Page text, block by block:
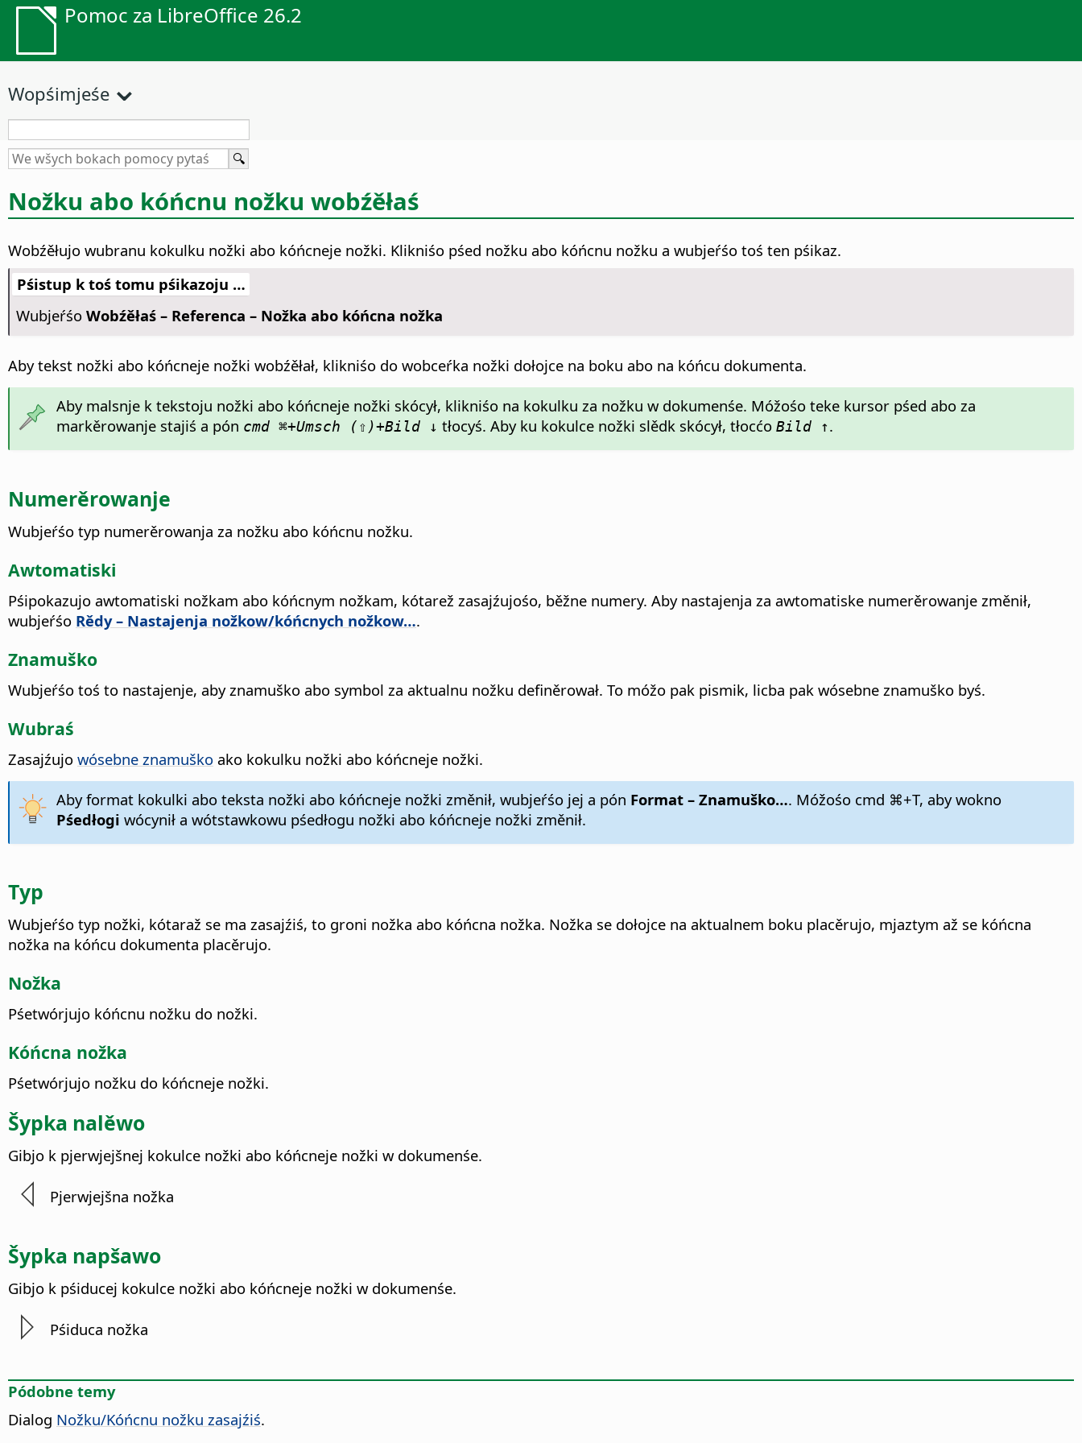
Pomoc za LibreOffice 26.2
Wopśimjeśe
Nožku abo kóńcnu nožku wobźěłaś
Wobźěłujo wubranu kokulku nožki abo kóńcneje nožki. Klikniśo pśed nožku abo kóńcnu nožku a wubjeŕśo toś ten pśikaz.
Pśistup k toś tomu pśikazoju …
Wubjeŕśo Wobźěłaś – Referenca – Nožka abo kóńcna nožka
Aby tekst nožki abo kóńcneje nožki wobźěłał, klikniśo do wobceŕka nožki dołojce na boku abo na kóńcu dokumenta.
Aby malsnje k tekstoju nožki abo kóńcneje nožki skócył, klikniśo na kokulku za nožku w dokumenśe. Móžośo teke kursor pśed abo za
markěrowanje stajiś a pón cmd ⌘+Umsch (⇧)+Bild ↓ tłocyś. Aby ku kokulce nožki slědk skócył, tłocćo Bild ↑.
Numerěrowanje
Wubjeŕśo typ numerěrowanja za nožku abo kóńcnu nožku.
Awtomatiski
Pśipokazujo awtomatiski nožkam abo kóńcnym nožkam, kótarež zasajźujośo, běžne numery. Aby nastajenja za awtomatiske numerěrowanje změnił,
wubjeŕśo Rědy – Nastajenja nožkow/kóńcnych nožkow….
Znamuško
Wubjeŕśo toś to nastajenje, aby znamuško abo symbol za aktualnu nožku definěrował. To móžo pak pismik, licba pak wósebne znamuško byś.
Wubraś
Zasajźujo wósebne znamuško ako kokulku nožki abo kóńcneje nožki.
Aby format kokulki abo teksta nožki abo kóńcneje nožki změnił, wubjeŕśo jej a pón Format – Znamuško…. Móžośo cmd ⌘+T, aby wokno
Pśedłogi wócynił a wótstawkowu pśedłogu nožki abo kóńcneje nožki změnił.
Typ
Wubjeŕśo typ nožki, kótaraž se ma zasajźiś, to groni nožka abo kóńcna nožka. Nožka se dołojce na aktualnem boku placěrujo, mjaztym až se kóńcna
nožka na kóńcu dokumenta placěrujo.
Nožka
Pśetwórjujo kóńcnu nožku do nožki.
Kóńcna nožka
Pśetwórjujo nožku do kóńcneje nožki.
Šypka nalěwo
Gibjo k pjerwjejšnej kokulce nožki abo kóńcneje nožki w dokumenśe.
Pjerwjejšna nožka
Šypka napšawo
Gibjo k pśiducej kokulce nožki abo kóńcneje nožki w dokumenśe.
Pśiduca nožka
Pódobne temy
Dialog Nožku/Kóńcnu nožku zasajźiś.